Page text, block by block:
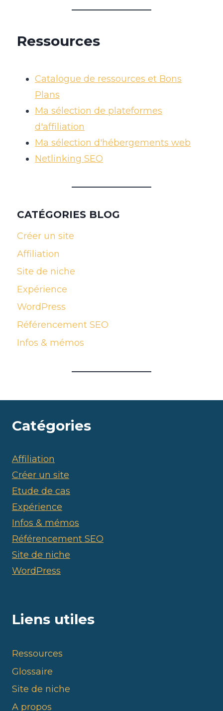
Ressources
Catalogue de ressources et Bons
Plans
Ma sélection de plateformes
d'affiliation
Ma sélection d'hébergements web
Netlinking SEO
CATÉGORIES BLOG
Créer un site
Affiliation
Site de niche
Expérience
WordPress
Référencement SEO
Infos & mémos
Catégories
Affiliation
Créer un site
Etude de cas
Expérience
Infos & mémos
Référencement SEO
Site de niche
WordPress
Liens utiles
Ressources
Glossaire
Site de niche
A propos